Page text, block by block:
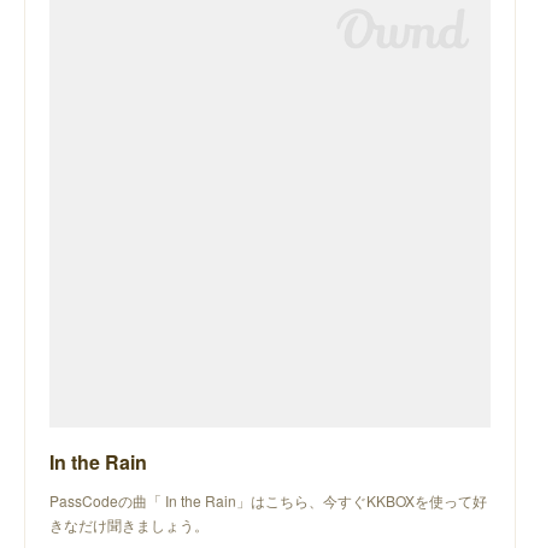
In the Rain
PassCodeの曲「 In the Rain」はこちら、今すぐKKBOXを使って好
きなだけ聞きましょう。